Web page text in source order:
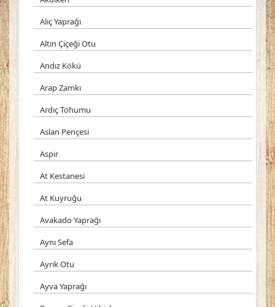
Alıç Yaprağı
Altın Çiçeği Otu
Andız Kökü
Arap Zamkı
Ardıç Tohumu
Aslan Pençesi
Aspir
At Kestanesi
At Kuyruğu
Avakado Yaprağı
Aynı Sefa
Ayrık Otu
Ayva Yaprağı